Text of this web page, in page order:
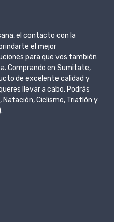
el contacto con la
el mejor
para que vos también
Comprando en Sumitate,
de excelente calidad y
llevar a cabo. Podrás
Ciclismo, Triatlón y